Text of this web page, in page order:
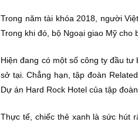
Trong năm tài khóa 2018, người
Trong khi đó, bộ Ngoại giao Mỹ
Hiện đang có một số công ty đầu
sở tại. Chẳng hạn, tập đoàn
Dự án Hard Rock Hotel của tập
Thực tế, chiếc thẻ xanh là sức hút